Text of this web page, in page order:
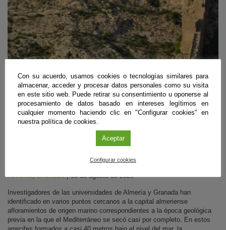
Biología, Geología,Recursos Naturales y Medio Ambiente
Descubren los primeros arrecifes fósiles con
crecimientos horizontales de hace 6,5 millones
Almería,Granada|05 de agosto de 2026
Investigadores de las universidades de Almería y Granada han
identificado en varios puntos cercanos a la capital almeriense
afloramientos de origen marino correspondientes a la época geológica
previa en la que el Mediterráneo se secó casi por completo. En estos
Con su acuerdo, usamos cookies o tecnologías similares para
almacenar, acceder y procesar datos personales como su visita
en este sitio web. Puede retirar su consentimiento u oponerse al
procesamiento de datos basado en intereses legítimos en
cualquier momento haciendo clic en "Configurar cookies" en
nuestra política de cookies.
Aceptar
Configurar cookies